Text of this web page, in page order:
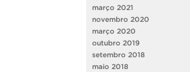
março 2021
novembro 2020
março 2020
outubro 2019
setembro 2018
maio 2018